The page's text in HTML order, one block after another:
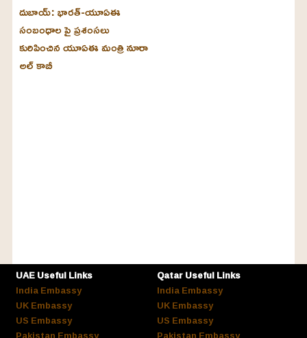
దుబాయ్‌: భారత్-యూఏఈ
సంబంధాల పై ప్రశంసలు
కురిపించిన యూఏఈ మంత్రి నూరా
అల్‌ కాబీ
UAE Useful Links
India Embassy
UK Embassy
US Embassy
Qatar Useful Links
India Embassy
UK Embassy
US Embassy